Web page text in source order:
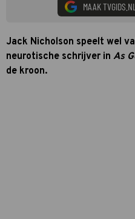
MAAK
Jack Nicholson speelt wel
neurotische schrijver in As
de kroon.